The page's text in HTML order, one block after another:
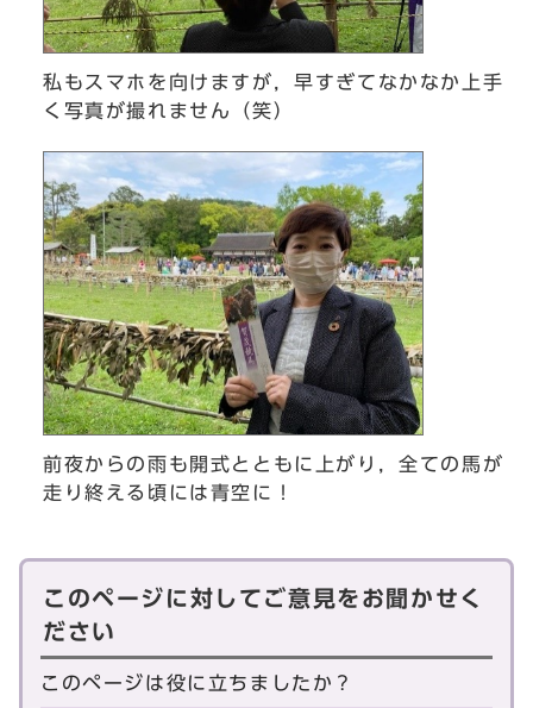
私もスマホを向けますが，早すぎてなかなか上手
く写真が撮れません（笑）
前夜からの雨も開式とともに上がり，全ての馬が
走り終える頃には青空に！
このページに対してご意見をお聞かせく
ださい
このページは役に立ちましたか？